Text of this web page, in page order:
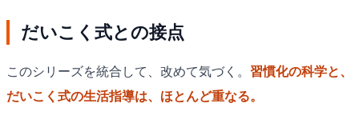
だいこく式との接点
このシリーズを統合して、改めて気づく。 習慣化の科学と、
だいこく式の生活指導は、ほとんど重なる。